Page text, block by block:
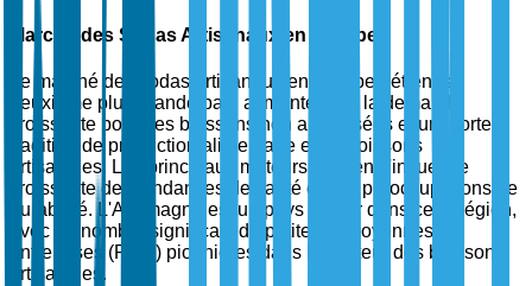
Marché des Sodas Artisanaux en Europe
Le marché des sodas artisanaux en Europe détient la
deuxième plus grande part, alimentée par la demande
croissante pour des boissons non alcoolisées et une forte
tradition de production alimentaire et de boissons
artisanales. Les principaux moteurs incluent l'influence
croissante des tendances de santé et des préoccupations de
durabilité. L'Allemagne est un pays leader dans cette région,
avec un nombre significatif de petites et moyennes
entreprises (PME) pionnières dans le secteur des boissons
artisanales.